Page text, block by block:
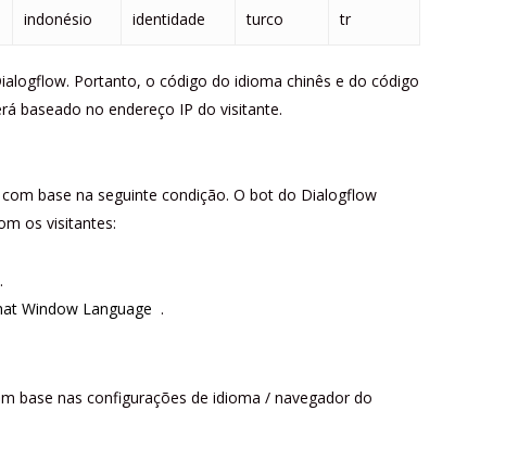
indonésio identidade turco tr
Portanto, o código do idioma chinês e do código
baseado no endereço IP do visitante.
base na seguinte condição. O bot do Dialogflow
os visitantes:
Window Language .
base nas configurações de idioma / navegador do